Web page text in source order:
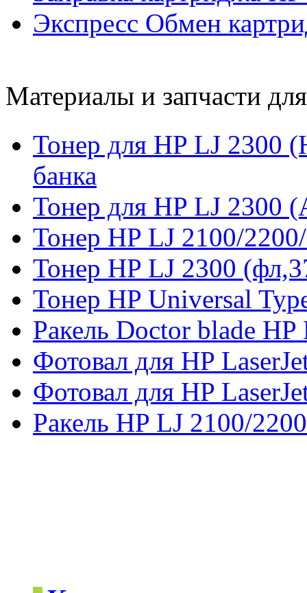
Экспресс Обмен
Материалы и запчасти
Тонер для HP LJ 2300
банка
Тонер для HP LJ 2300
Тонер HP LJ 2100/
Тонер HP LJ 2300
Тонер HP Universal
Ракель Doctor blade
Фотовал для HP
Фотовал для HP
Ракель HP LJ 2100/